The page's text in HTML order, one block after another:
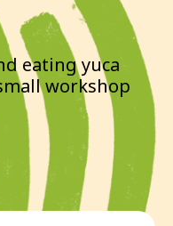
eating yuca
workshop